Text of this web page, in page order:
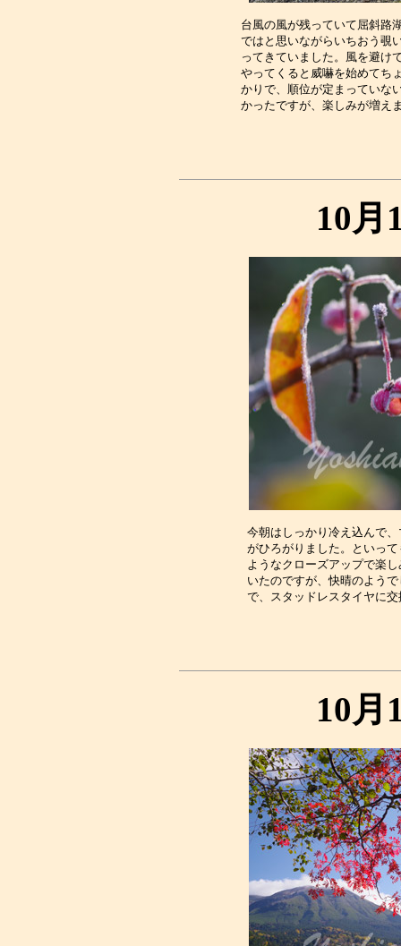
台風の風が残っていて屈斜路
ではと思いながらいちおう覗
ってきていました。風を避け
やってくると威嚇を始めてち
かりで、順位が定まっていな
10月
今朝はしっかり冷え込んで
がひろがりました。といっ
ようなクローズアップで楽
いたのですが、快晴のよう
10月